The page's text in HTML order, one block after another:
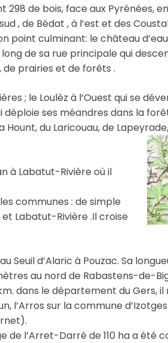
298 de bois, face aux Pyrénées,
, de Bédat , à l’est et des
point culminant: le château
de sa rue principale qui
de prairies et de forêts .
; le Loulèz à l’Ouest qui se
déploie ses méandres dans la
du Laricouau, de
à Labatut-Rivière où il
communes : de simple
Labatut-Rivière .Il croise
Seuil d’Alaric à Pouzac. Sa
au nord de Rabastens-de-
dans le département du Gers,
l’Arros sur la commune
de l’Arret-Darré de 110 ha a été